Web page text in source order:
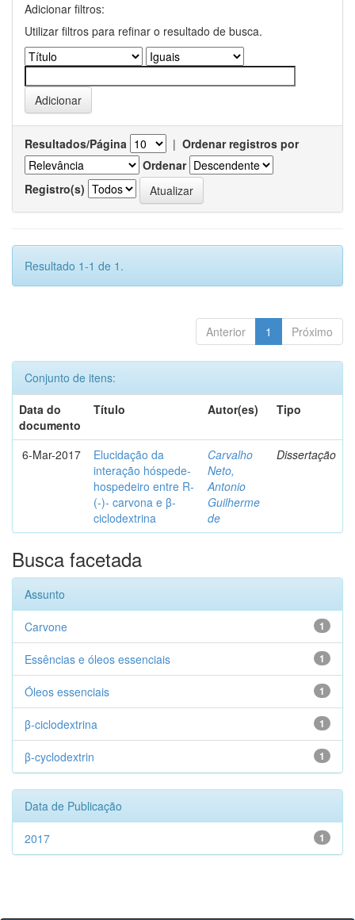
Adicionar filtros:
Utilizar filtros para refinar o resultado de busca.
Resultados/Página | Ordenar registros por
Ordenar
Registro(s)
Resultado 1-1 de 1.
Anterior 1 Próximo
Conjunto de itens:
Data do
documento
Título Autor(es) Tipo
6-Mar-2017
Elucidação da
interação hóspede-
hospedeiro entre R-
(-)- carvona e β-
ciclodextrina
Carvalho
Neto,
Antonio
Guilherme
de
Dissertação
Busca facetada
Assunto
1
Carvone
1
Essências e óleos essenciais
1
Óleos essenciais
1
β-ciclodextrina
1
β-cyclodextrin
Data de Publicação
1
2017